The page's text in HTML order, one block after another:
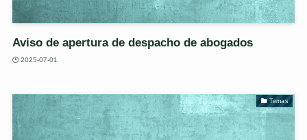
Aviso de apertura de despacho de abogados
2025-07-01
Temas